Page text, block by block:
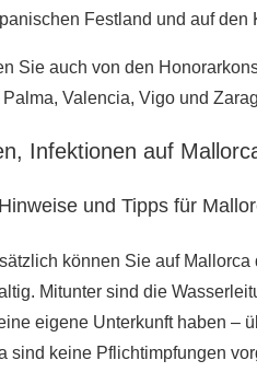
Festland und auf
Sie auch von den
Valencia, Vigo und
Infektionen auf
und Tipps für
können Sie auf
Mitunter sind die
eigene Unterkunft haben –
sind keine Pflichtimpfungen